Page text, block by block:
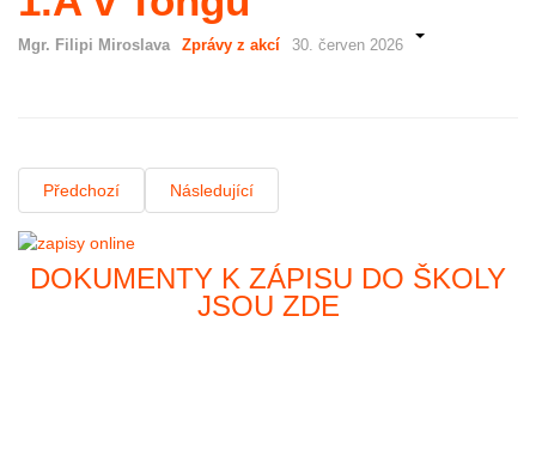
Mgr. Filipi Miroslava Zprávy z akcí 30. červen 2026
Předchozí Následující
DOKUMENTY K ZÁPISU DO ŠKOLY
JSOU ZDE